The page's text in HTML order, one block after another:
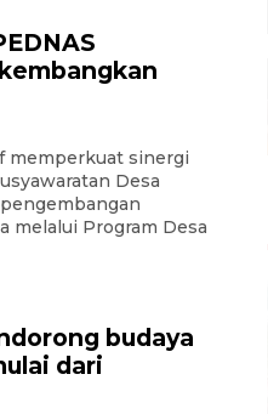
memperkuat sinergi
Desa
melalui Program Desa
budaya
dari